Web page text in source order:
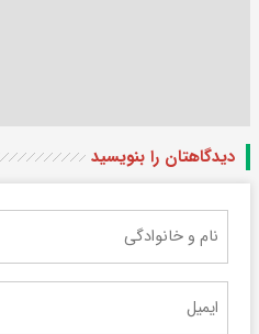
دیدگاهتان را بنویسید